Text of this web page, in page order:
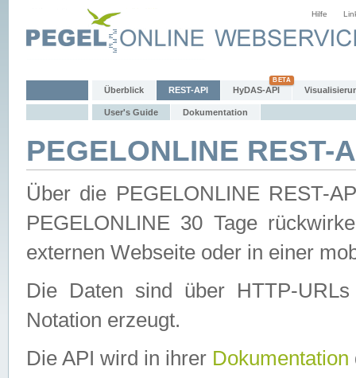
Hilfe
Überblick REST-API HyDAS-API
User's Guide Dokumentation
PEGELONLINE REST-
Über die PEGELONLINE REST-
PEGELONLINE 30 Tage
externen Webseite oder in einer
Die Daten sind über HTTP-
Notation erzeugt.
Die API wird in ihrer Dokumentation